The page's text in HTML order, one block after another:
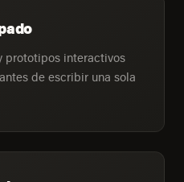
prototipos interactivos
de escribir una sola